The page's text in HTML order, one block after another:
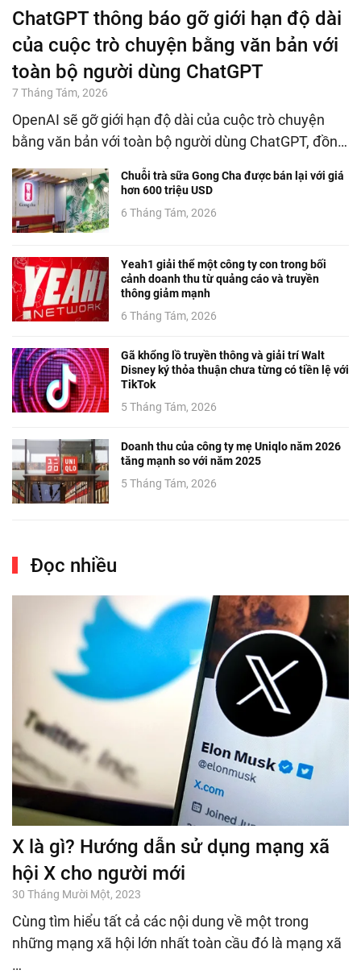
ChatGPT thông báo gỡ giới hạn độ dài
của cuộc trò chuyện bằng văn bản với
toàn bộ người dùng ChatGPT
7 Tháng Tám, 2026
OpenAI sẽ gỡ giới hạn độ dài của cuộc trò chuyện
bằng văn bản với toàn bộ người dùng ChatGPT, đồn…
Chuỗi trà sữa Gong Cha được bán lại với giá
hơn 600 triệu USD
6 Tháng Tám, 2026
Yeah1 giải thể một công ty con trong bối
cảnh doanh thu từ quảng cáo và truyền
thông giảm mạnh
6 Tháng Tám, 2026
Gã khổng lồ truyền thông và giải trí Walt
Disney ký thỏa thuận chưa từng có tiền lệ với
TikTok
5 Tháng Tám, 2026
Doanh thu của công ty mẹ Uniqlo năm 2026
tăng mạnh so với năm 2025
5 Tháng Tám, 2026
Đọc nhiều
X là gì? Hướng dẫn sử dụng mạng xã
hội X cho người mới
30 Tháng Mười Một, 2023
Cùng tìm hiểu tất cả các nội dung về một trong
những mạng xã hội lớn nhất toàn cầu đó là mạng xã
…